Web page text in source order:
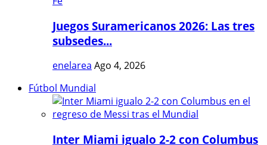
Juegos Suramericanos 2026: Las tres
subsedes...
enelarea Ago 4, 2026
Fútbol Mundial
Inter Miami igualo 2-2 con Columbus